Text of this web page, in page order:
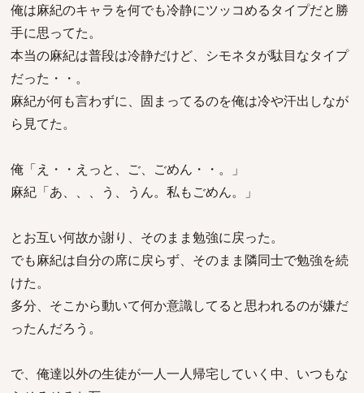
俺は麻紀のキャラを何でも冷静にツッコめるタイプだと勝
手に思ってた。
本当の麻紀は普段は冷静だけど、シモネタが駄目なタイプ
だった・・。
麻紀が何も言わずに、固まってるのを俺は冷や汗出しなが
ら見てた。
俺「え・・えっと、ご、ごめん・・。」
麻紀「あ、、、う、うん。私もごめん。」
とお互い何故か謝り、そのまま勉強に戻った。
でも麻紀は自分の席に戻らず、そのまま隣同士で勉強を続
けた。
多分、そこから動いて何か意識してると思われるのが嫌だ
ったんだろう。
で、俺達以外の生徒が一人一人帰宅していく中、いつもな